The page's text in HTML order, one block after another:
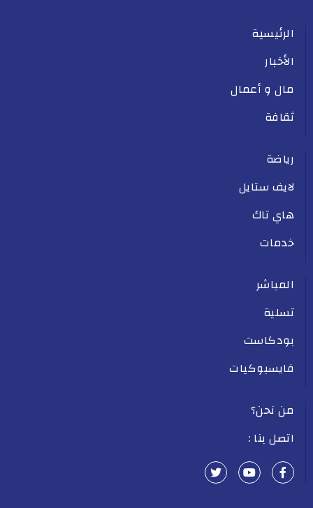
الرئيسية
الأخبار
مال و أعمال
ثقافة
رياضة
لايف ستايل
هاي تاك
خدمات
المباشر
تسلية
بودكاست
فايسبوكيات
من نحن؟
اتصل بنا :